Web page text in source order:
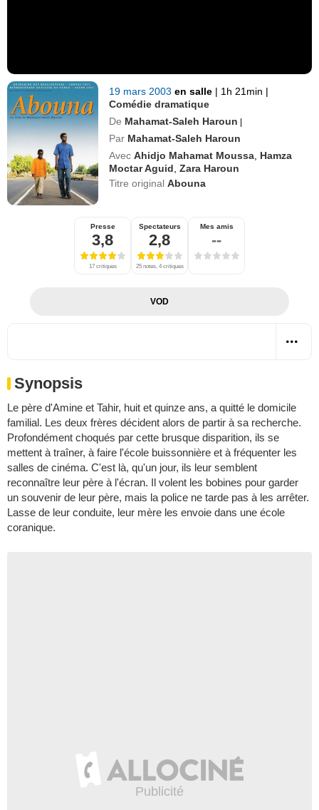
19 mars 2003en salle | 1h 21min |
Comédie dramatique
De Mahamat-Saleh Haroun |
Par Mahamat-Saleh Haroun
Avec Ahidjo Mahamat Moussa Hamza
Moctar Aguid ,Zara Haroun
Titre originalAbouna
Presse
3,8
17 critiques
Spectateurs
2,8
25 notes, 4 critiques
Mes amis
--
VOD
Synopsis
Le père d'Amine et Tahir, huit et quinze ans, a quitté le domicile
familial. Les deux frères décident alors de partir à sa recherche.
Profondément choqués par cette brusque disparition, ils se
mettent à traîner, à faire l'école buissonnière et à fréquenter les
salles de cinéma. C'est là, qu'un jour, ils leur semblent
reconnaître leur père à l'écran. Il volent les bobines pour garder
un souvenir de leur père, mais la police ne tarde pas à les arrêter.
Lasse de leur conduite, leur mère les envoie dans une école
coranique.